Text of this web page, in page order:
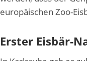
europäischen Zoo-
Erster Eisbär-